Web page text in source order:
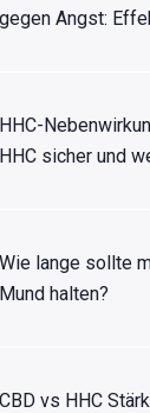
gegen Angst:
HHC-
HHC sicher und
Wie lange sollte
Mund halten?
CBD vs HHC